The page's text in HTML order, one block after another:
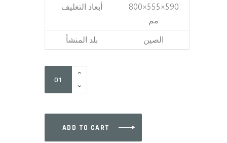
أبعاد التغليف
800×555×590
مم
بلد المنشأ الصين
DGLG11050E
ADD TO CART